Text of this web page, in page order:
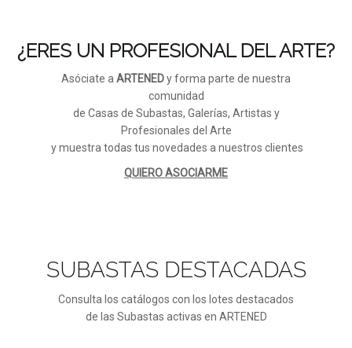
¿ERES UN PROFESIONAL DEL ARTE?
Asóciate a ARTENEDy forma parte de nuestra
comunidad
de Casas de Subastas, Galerías, Artistas y
Profesionales del Arte
y muestra todas tus novedades a nuestros clientes
QUIERO ASOCIARME
SUBASTAS DESTACADAS
Consulta los catálogos con los lotes destacados
de las Subastas activas en ARTENED